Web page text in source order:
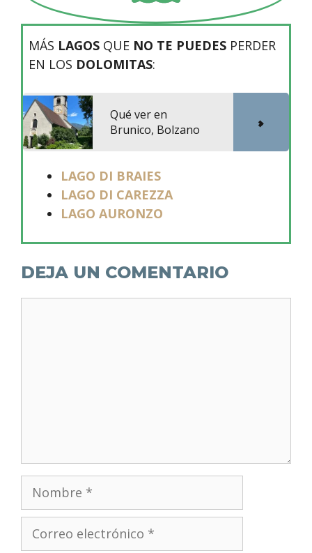
MÁS LAGOSQUE NO TE PUEDESPERDER
EN LOS DOLOMITAS:
Qué ver en
Brunico, Bolzano
LAGO DI BRAIES
LAGO DI CAREZZA
LAGO AURONZO
DEJA UN COMENTARIO
Nombre
Correo